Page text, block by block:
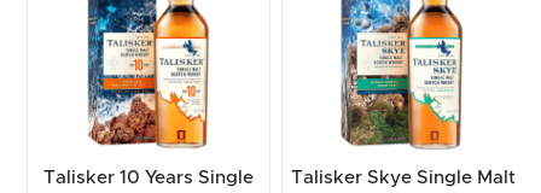
Talisker 10 Years Single
Talisker Skye Single Malt